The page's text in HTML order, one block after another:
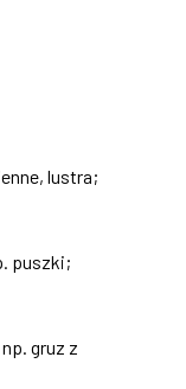
lustra;
puszki;
gruz z
poza
w
obsługi